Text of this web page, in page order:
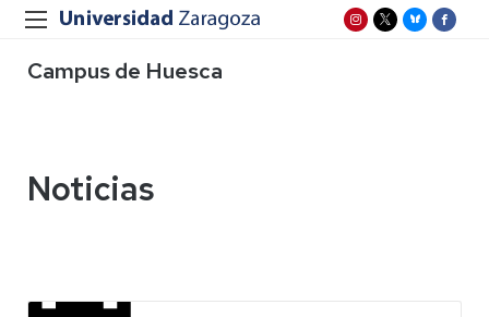
Campus de Huesca
Noticias